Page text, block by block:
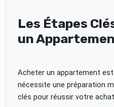
Les Étapes
un
Acheter un appartement
nécessite une préparation
clés pour réussir votre